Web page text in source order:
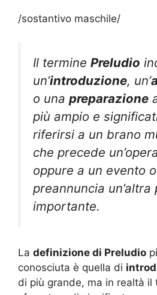
/sostantivo maschile/
Il termine Preludio
un’introduzione, un’
o una preparazione
più ampio e
riferirsi a un brano
che precede
oppure a un evento
preannuncia un’altra
importante.
La definizione di Preludio
conosciuta è quella di
di più grande, ma in realtà il